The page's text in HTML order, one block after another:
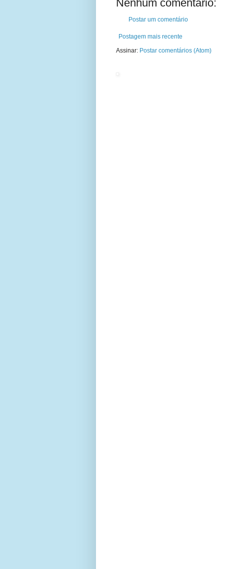
Nenhum comentário:
Postar um comentário
Postagem mais recente
Assinar: Postar comentários (Atom)